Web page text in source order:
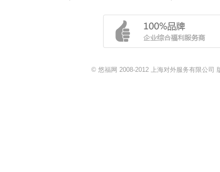
© 悠福网 2008-2012 上海对外服务有限公司